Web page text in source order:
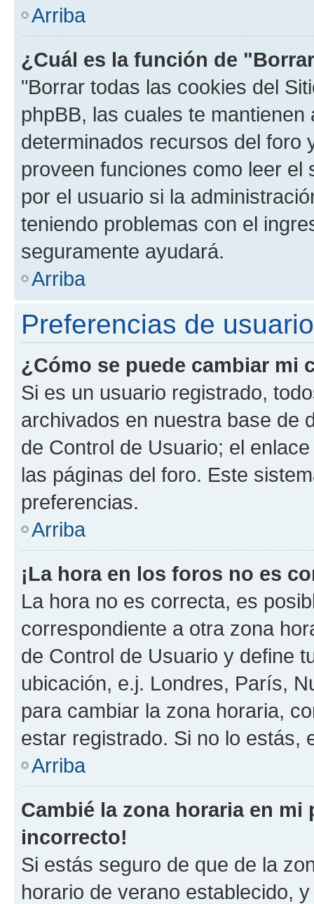
Arriba
¿Cuál es la función de
"Borrar todas las cookies del
phpBB, las cuales te
determinados recursos del foro
proveen funciones como leer el
por el usuario si la
teniendo problemas con el
seguramente ayudará.
Arriba
Preferencias de
¿Cómo se puede cambiar mi
Si es un usuario registrado,
archivados en nuestra base de
de Control de Usuario; el
las páginas del foro. Este
preferencias.
Arriba
¡La hora en los foros no es
La hora no es correcta, es
correspondiente a otra zona
de Control de Usuario y define
ubicación, e.j. Londres, París,
para cambiar la zona horaria,
estar registrado. Si no lo estás,
Arriba
Cambié la zona horaria en
incorrecto!
Si estás seguro de que de la
horario de verano establecido,